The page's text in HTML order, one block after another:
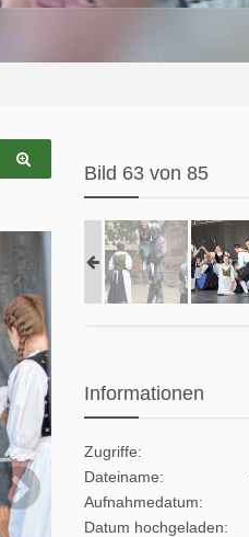
Bild 63 von 85
Informationen
Zugriffe
Dateiname
Aufnahmedatum
Datum hochgeladen